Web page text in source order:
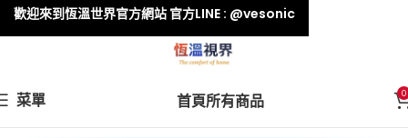
菜單 首頁所有商品 0
歡迎來到恆溫世界官方網站 官方LINE : @vesonic